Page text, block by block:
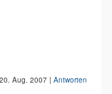
20. Aug. 2007 | Antworten